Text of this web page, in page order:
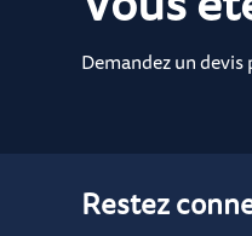
Demandez un
Restez